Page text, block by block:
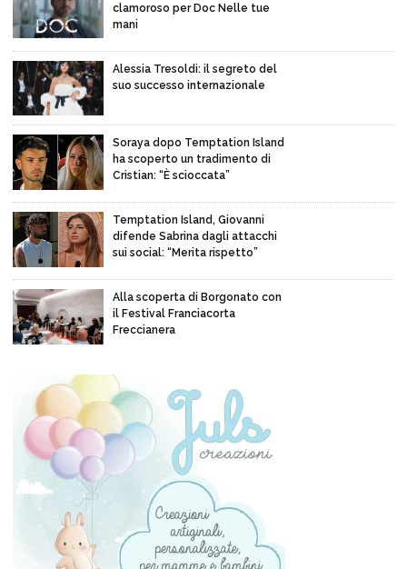
clamoroso per Doc Nelle tue
mani
Alessia Tresoldi: il segreto del
suo successo internazionale
Soraya dopo Temptation Island
ha scoperto un tradimento di
Cristian: “È scioccata”
Temptation Island, Giovanni
difende Sabrina dagli attacchi
sui social: “Merita rispetto”
Alla scoperta di Borgonato con
il Festival Franciacorta
Freccianera